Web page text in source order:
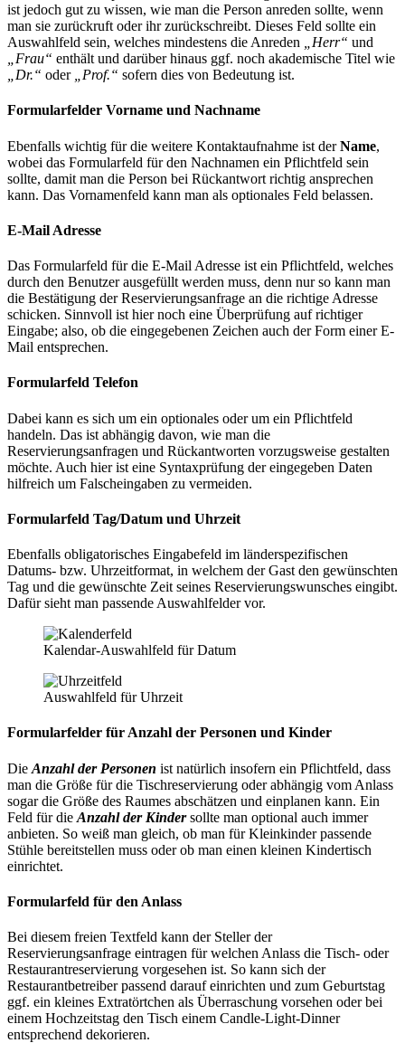
ist jedoch gut zu wissen, wie man die Person anreden sollte, wenn
man sie zurückruft oder ihr zurückschreibt. Dieses Feld sollte ein
Auswahlfeld sein, welches mindestens die Anreden
„Herr“ und
„Frau“ enthält und darüber hinaus ggf. noch akademische Titel wie
„Dr.“ oder „Prof.“ sofern dies von Bedeutung ist.
Formularfelder Vorname und Nachname
Ebenfalls wichtig für die weitere Kontaktaufnahme ist derName,
wobei das Formularfeld für den Nachnamen ein Pflichtfeld sein
sollte, damit man die Person bei Rückantwort richtig ansprechen
kann. Das Vornamenfeld kann man als optionales Feld belassen.
E-Mail Adresse
Das Formularfeld für die E-Mail Adresse ist ein Pflichtfeld, welches
durch den Benutzer ausgefüllt werden muss, denn nur so kann man
die Bestätigung der Reservierungsanfrage an die richtige Adresse
schicken. Sinnvoll ist hier noch eine Überprüfung auf richtiger
Eingabe; also, ob die eingegebenen Zeichen auch der Form einer E-
Mail entsprechen.
Formularfeld Telefon
Dabei kann es sich um ein optionales oder um ein Pflichtfeld
handeln. Das ist abhängig davon, wie man die
Reservierungsanfragen und Rückantworten vorzugsweise gestalten
möchte. Auch hier ist eine Syntaxprüfung der eingegeben Daten
hilfreich um Falscheingaben zu vermeiden.
Formularfeld Tag/Datum und Uhrzeit
Ebenfalls obligatorisches Eingabefeld im länderspezifischen
Datums- bzw. Uhrzeitformat, in welchem der Gast den gewünschten
Tag und die gewünschte Zeit seines Reservierungswunsches eingibt.
Dafür sieht man passende Auswahlfelder vor.
Kalendar-Auswahlfeld für Datum
Auswahlfeld für Uhrzeit
Formularfelder für Anzahl der Personen und Kinder
Die Anzahl der Personen ist natürlich insofern ein Pflichtfeld, dass
man die Größe für die Tischreservierung oder abhängig vom Anlass
sogar die Größe des Raumes abschätzen und einplanen kann. Ein
Feld für die Anzahl der Kindersollte man optional auch immer
anbieten. So weiß man gleich, ob man für Kleinkinder passende
Stühle bereitstellen muss oder ob man einen kleinen Kindertisch
einrichtet.
Formularfeld für den Anlass
Bei diesem freien Textfeld kann der Steller der
Reservierungsanfrage eintragen für welchen Anlass die Tisch- oder
Restaurantreservierung vorgesehen ist. So kann sich der
Restaurantbetreiber passend darauf einrichten und zum Geburtstag
ggf. ein kleines Extratörtchen als Überraschung vorsehen oder bei
einem Hochzeitstag den Tisch einem Candle-Light-Dinner
entsprechend dekorieren.